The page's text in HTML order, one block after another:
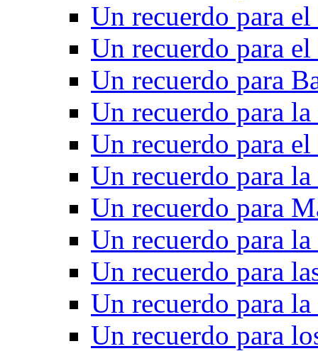
Un recuerdo para
Un recuerdo para
Un recuerdo para
Un recuerdo para
Un recuerdo para
Un recuerdo para
Un recuerdo para
Un recuerdo para
Un recuerdo para
Un recuerdo para
Un recuerdo para